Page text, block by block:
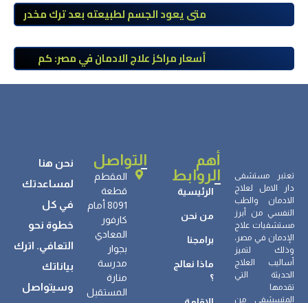
طبي
متى يعود الجسم لطبيعته بعد ترك مخدر
أسعار مراكز علاج الادمان في مصر: كم
تعتبر مستشفى
دار الامل لعلاج
الادمان والطب
النفسي من أبرز
مستشفيات علاج
الإدمان في مصر،
وذلك لتميز
أساليب العلاج
الحديثة التي
تقدمها
المتسشفى من
أهم
الروابط
الرئيسية
من نحن
برامجنا
ماذا نعالج
؟
التواصل
المقطم
قطعة
8091 أمام
كارفور
المعادي
بجوار
مدرسة
منارة
المستقبل
نحن هنا
لمساعدتك
في كل
خطوة نحو
التعافي. اترك
بياناتك
وسيتواصل